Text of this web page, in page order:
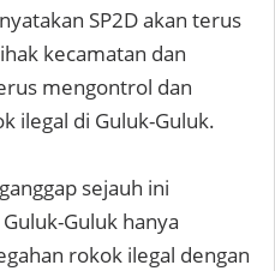
SP2D akan terus
kecamatan dan
mengontrol dan
ilegal di Guluk-Guluk.
sejauh ini
Guluk hanya
rokok ilegal dengan